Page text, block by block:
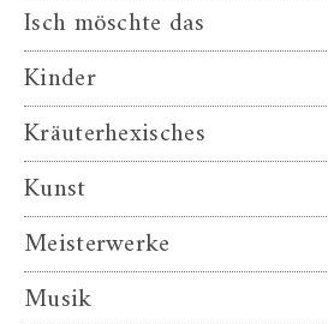
Isch möschte das
Kinder
Kräuterhexisches
Kunst
Meisterwerke
Musik